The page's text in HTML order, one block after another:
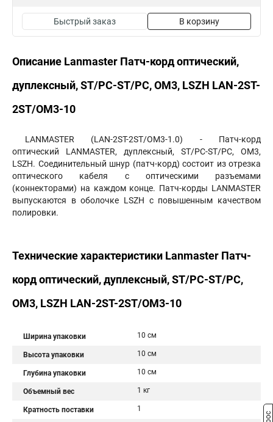
Быстрый заказ В корзину
Описание Lanmaster Патч-корд оптический,
дуплексный, ST/PC-ST/PC, OM3, LSZH LAN-2ST-
2ST/OM3-10
LANMASTER (LAN-2ST-2ST/OM3-1.0) - Патч-корд
оптический LANMASTER, дуплексный, ST/PC-ST/PC, OM3,
LSZH. Соединительный шнур (патч-корд) состоит из отрезка
оптического кабеля с оптическими разъемами
(коннекторами) на каждом конце. Патч-корды LANMASTER
выпускаются в оболочке LSZH с повышенным качеством
полировки.
Технические характеристики Lanmaster Патч-
корд оптический, дуплексный, ST/PC-ST/PC,
OM3, LSZH LAN-2ST-2ST/OM3-10
Ширина упаковки 10 см
Высота упаковки 10 см
Глубина упаковки 10 см
Объемный вес 1 кг
Кратность поставки 1